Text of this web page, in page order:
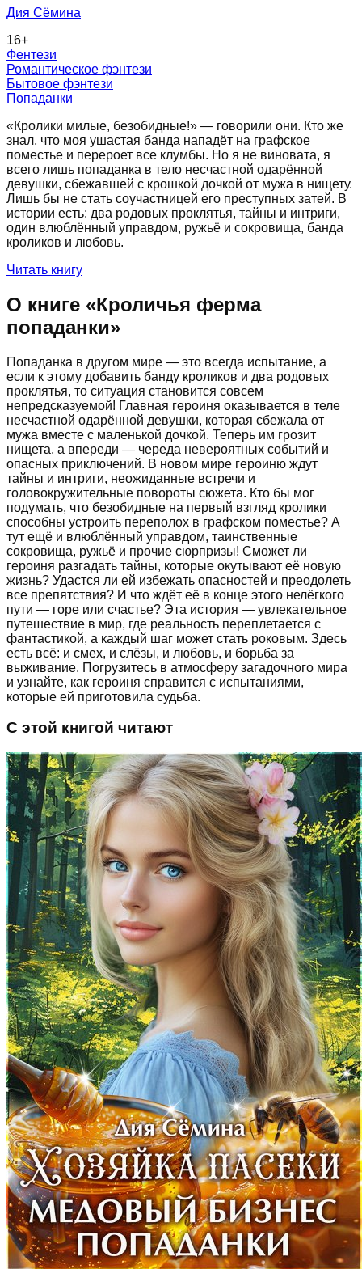
Дия Сёмина
16+
Фентези
Романтическое фэнтези
Бытовое фэнтези
Попаданки
«Кролики милые, безобидные!» — говорили они. Кто же
знал, что моя ушастая банда нападёт на графское
поместье и перероет все клумбы. Но я не виновата, я
всего лишь попаданка в тело несчастной одарённой
девушки, сбежавшей с крошкой дочкой от мужа в нищету.
Лишь бы не стать соучастницей его преступных затей. В
истории есть: два родовых проклятья, тайны и интриги,
один влюблённый управдом, ружьё и сокровища, банда
кроликов и любовь.
Читать книгу
О книге «Кроличья ферма
попаданки»
Попаданка в другом мире — это всегда испытание, а
если к этому добавить банду кроликов и два родовых
проклятья, то ситуация становится совсем
непредсказуемой! Главная героиня оказывается в теле
несчастной одарённой девушки, которая сбежала от
мужа вместе с маленькой дочкой. Теперь им грозит
нищета, а впереди — череда невероятных событий и
опасных приключений. В новом мире героиню ждут
тайны и интриги, неожиданные встречи и
головокружительные повороты сюжета. Кто бы мог
подумать, что безобидные на первый взгляд кролики
способны устроить переполох в графском поместье? А
тут ещё и влюблённый управдом, таинственные
сокровища, ружьё и прочие сюрпризы! Сможет ли
героиня разгадать тайны, которые окутывают её новую
жизнь? Удастся ли ей избежать опасностей и преодолеть
все препятствия? И что ждёт её в конце этого нелёгкого
пути — горе или счастье? Эта история — увлекательное
путешествие в мир, где реальность переплетается с
фантастикой, а каждый шаг может стать роковым. Здесь
есть всё: и смех, и слёзы, и любовь, и борьба за
выживание. Погрузитесь в атмосферу загадочного мира
и узнайте, как героиня справится с испытаниями,
которые ей приготовила судьба.
С этой книгой читают